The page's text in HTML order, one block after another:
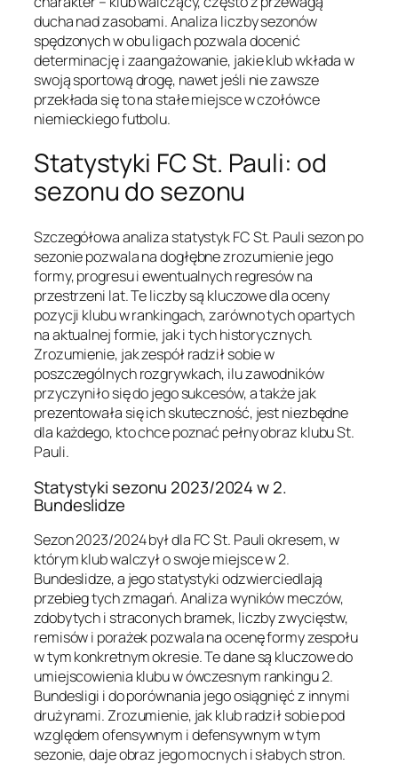
ducha nad zasobami. Analiza liczby sezonów
spędzonych w obu ligach pozwala docenić
determinację i zaangażowanie, jakie klub wkłada w
swoją sportową drogę, nawet jeśli nie zawsze
przekłada się to na stałe miejsce w czołówce
niemieckiego futbolu.
Statystyki FC St. Pauli: od
sezonu do sezonu
Szczegółowa analiza statystyk FC St. Pauli sezon po
sezonie pozwala na dogłębne zrozumienie jego
formy, progresu i ewentualnych regresów na
przestrzeni lat. Te liczby są kluczowe dla oceny
pozycji klubu w rankingach, zarówno tych opartych
na aktualnej formie, jak i tych historycznych.
Zrozumienie, jak zespół radził sobie w
poszczególnych rozgrywkach, ilu zawodników
przyczyniło się do jego sukcesów, a także jak
prezentowała się ich skuteczność, jest niezbędne
dla każdego, kto chce poznać pełny obraz klubu St.
Pauli.
Statystyki sezonu 2023/2024 w 2.
Bundeslidze
Sezon 2023/2024 był dla FC St. Pauli okresem, w
którym klub walczył o swoje miejsce w 2.
Bundeslidze, a jego statystyki odzwierciedlają
przebieg tych zmagań. Analiza wyników meczów,
zdobytych i straconych bramek, liczby zwycięstw,
remisów i porażek pozwala na ocenę formy zespołu
w tym konkretnym okresie. Te dane są kluczowe do
umiejscowienia klubu w ówczesnym rankingu 2.
Bundesligi i do porównania jego osiągnięć z innymi
drużynami. Zrozumienie, jak klub radził sobie pod
względem ofensywnym i defensywnym w tym
sezonie, daje obraz jego mocnych i słabych stron.